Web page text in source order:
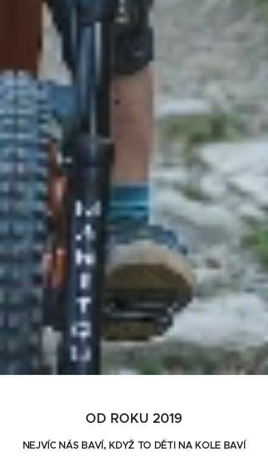
OD ROKU 2019
NEJVÍC NÁS BAVÍ, KDYŽ TO DĚTI NA KOLE BAVÍ